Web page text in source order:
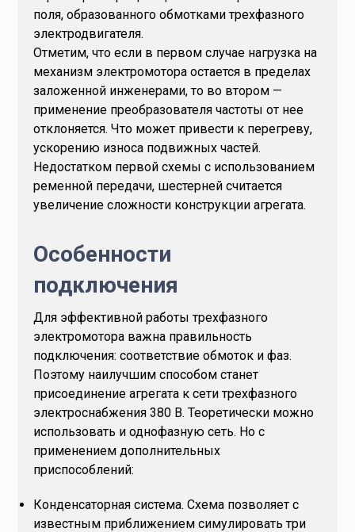
поля, образованного обмотками трехфазного
электродвигателя.
Отметим, что если в первом случае нагрузка на
механизм электромотора остается в пределах
заложенной инженерами, то во втором —
применение преобразователя частоты от нее
отклоняется. Что может привести к перегреву,
ускорению износа подвижных частей.
Недостатком первой схемы с использованием
ременной передачи, шестерней считается
увеличение сложности конструкции агрегата.
Особенности
подключения
Для эффективной работы трехфазного
электромотора важна правильность
подключения: соответствие обмоток и фаз.
Поэтому наилучшим способом станет
присоединение агрегата к сети трехфазного
электроснабжения 380 В. Теоретически можно
использовать и однофазную сеть. Но с
применением дополнительных
приспособлений:
Конденсаторная система. Схема позволяет с
известным приближением симулировать три